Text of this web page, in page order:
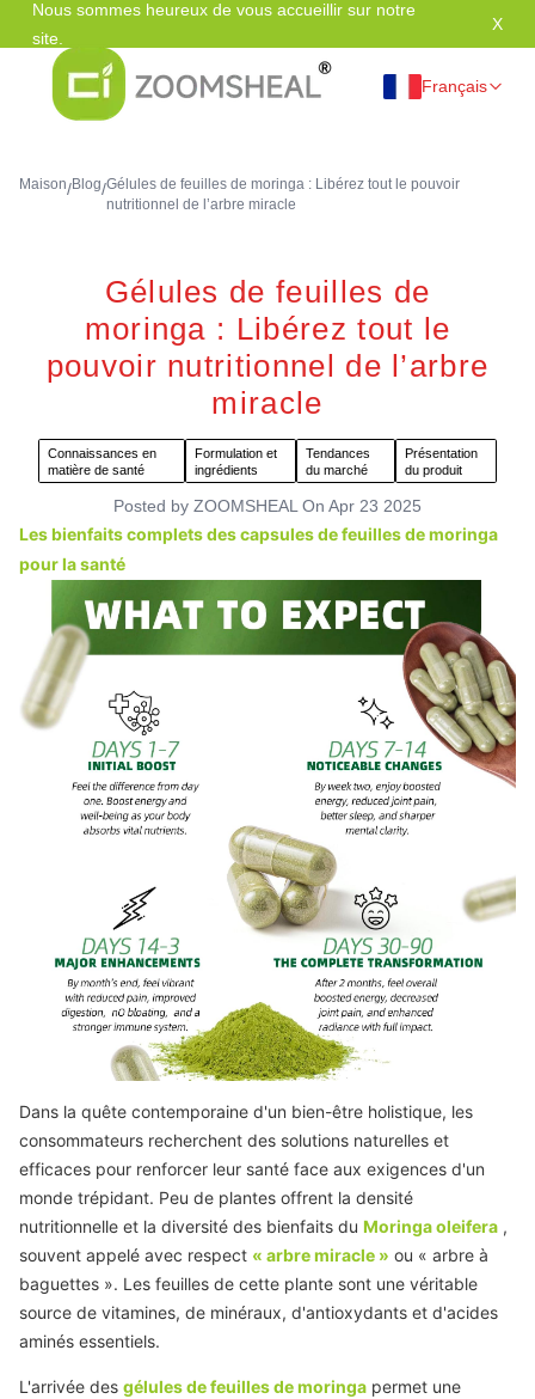
Nous sommes heureux de vous accueillir sur notre
site.
X
Français
Maison/Blog/Gélules de feuilles de moringa : Libérez tout le pouvoir
nutritionnel de l’arbre miracle
Gélules de feuilles de
moringa : Libérez tout le
pouvoir nutritionnel de l’arbre
miracle
Connaissances en
matière de santé
Formulation et
ingrédients
Tendances
du marché
Présentation
du produit
Posted by ZOOMSHEAL On Apr 23 2025
Les bienfaits complets des capsules de feuilles de moringa
pour la santé
Dans la quête contemporaine d'un bien-être holistique, les
consommateurs recherchent des solutions naturelles et
efficaces pour renforcer leur santé face aux exigences d'un
monde trépidant. Peu de plantes offrent la densité
nutritionnelle et la diversité des bienfaits du Moringa oleifera ,
souvent appelé avec respect « arbre miracle » ou « arbre à
baguettes ». Les feuilles de cette plante sont une véritable
source de vitamines, de minéraux, d'antioxydants et d'acides
aminés essentiels.
L'arrivée des gélules de feuilles de moringa permet une